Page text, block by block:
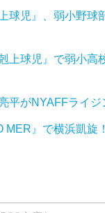
球児』、弱小野
上球児』で弱小高
平がNYAFFライ
MER』で横浜凱